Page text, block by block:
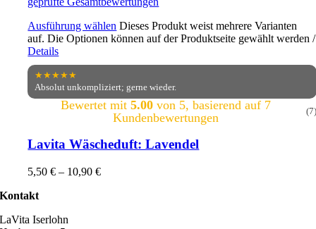
Ausführung wählen Dieses Produkt weist mehrere Varianten
auf. Die Optionen können auf der Produktseite gewählt werden/
Details
★★★★★
Absolut unkompliziert; gerne wieder.
Bewertet mit 5.00von 5, basierend auf 7
Kundenbewertungen
(7)
Lavita Wäscheduft: Lavendel
5,50€ – 10,90€
Kontakt
LaVita Iserlohn